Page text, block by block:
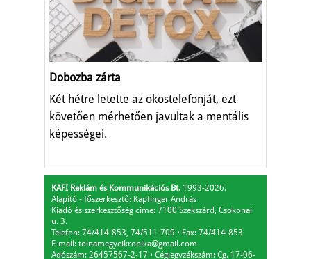
Dobozba zárta
Két hétre letette az okostelefonját, ezt
követően mérhetően javultak a mentális
képességei.
KAFI Reklám és Kommunikációs Bt. 1993-2026.
Alapító - főszerkesztő: Kapfinger András
Kiadó és szerkesztőség címe: 7100 Szekszárd, Csokonai
u. 3.
Telefon: 74/414-853, 74/511-709 ⋅ Fax: 74/414-853
E-mail: tolnamegyeikronika@gmail.com
Adószám: 26457567-2-17 ⋅ Cégjegyzékszám: Cg. 17-06-